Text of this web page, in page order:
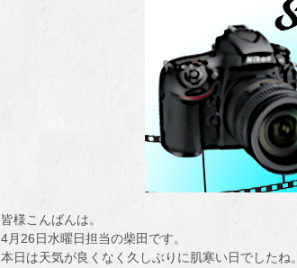
皆様こんばんは。
4月26日水曜日担当の柴田です。
本日は天気が良くなく久しぶりに肌寒い日でしたね。